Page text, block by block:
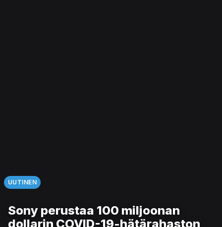
UUTINEN
Sony perustaa 100 miljoonan
dollarin COVID-19-hätärahaston